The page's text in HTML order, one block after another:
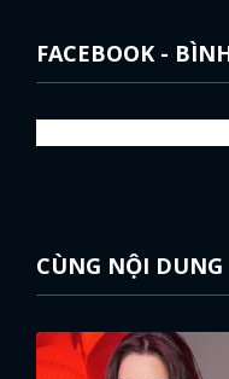
FACEBOOK -
CÙNG NỘI DUNG